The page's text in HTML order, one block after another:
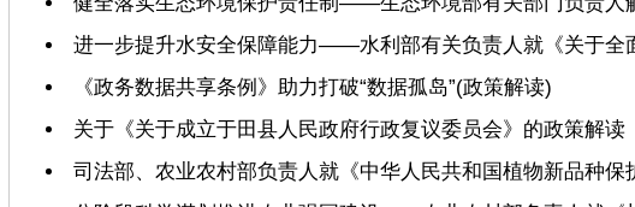
进一步提升水安全保障能力——水利部有关负责人就《关于全
《政务数据共享条例》助力打破“数据孤岛”(政策解读)
关于《关于成立于田县人民政府行政复议委员会》的政策解读
司法部、农业农村部负责人就《中华人民共和国植物新品种保